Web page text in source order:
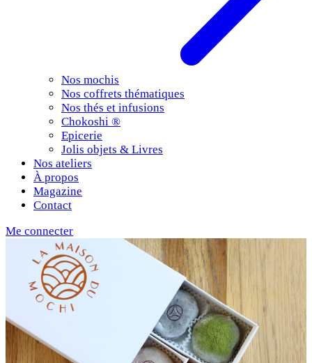
Nos mochis
Nos coffrets thématiques
Nos thés et infusions
Chokoshi ®
Epicerie
Jolis objets & Livres
Nos ateliers
À propos
Magazine
Contact
Me connecter